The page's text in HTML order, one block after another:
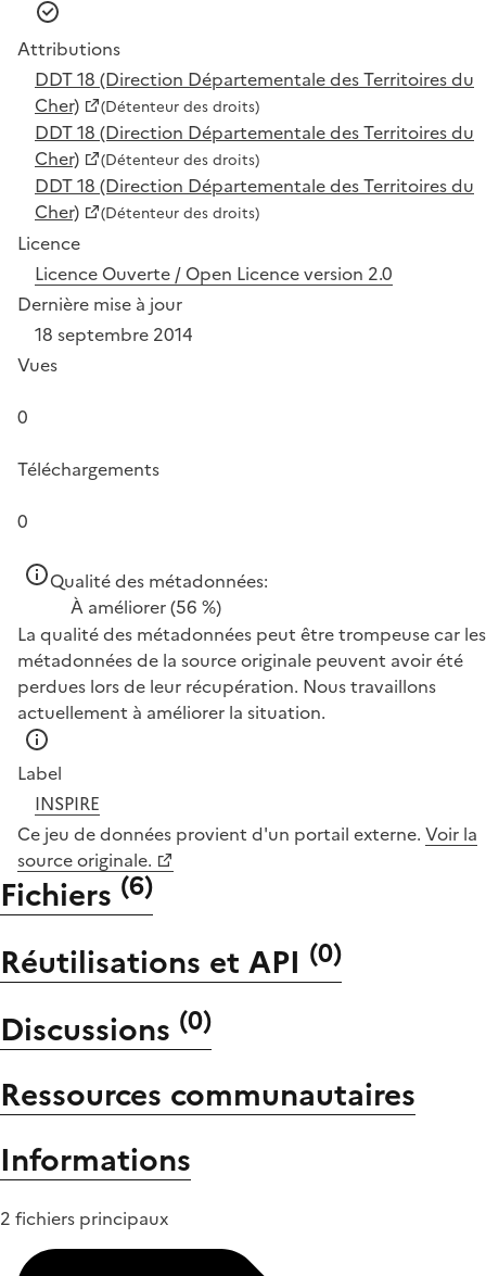
Attributions
DDT 18 (Direction Départementale des Territoires du
Cher)
(Détenteur des droits)
DDT 18 (Direction Départementale des Territoires du
Cher)
(Détenteur des droits)
DDT 18 (Direction Départementale des Territoires du
Cher)
(Détenteur des droits)
Licence
Licence Ouverte / Open Licence version 2.0
Dernière mise à jour
18 septembre 2014
Vues
0
Téléchargements
0
Qualité des métadonnées:
À améliorer(56 %)
La qualité des métadonnées peut être trompeuse car les
métadonnées de la source originale peuvent avoir été
perdues lors de leur récupération. Nous travaillons
actuellement à améliorer la situation.
Label
INSPIRE
Ce jeu de données provient d'un portail externe. Voir la
source originale.
Fichiers (6)
Réutilisations et API (0)
Discussions (0)
Ressources communautaires
Informations
2 fichiers principaux